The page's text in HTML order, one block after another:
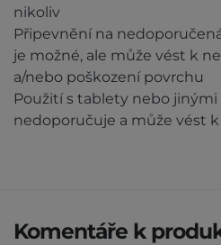
nikoliv
Připevnění na
je možné, ale může vést k
a/nebo poškození povrchu
Použití s tablety nebo jinými
nedoporučuje a může vést
Komentáře k